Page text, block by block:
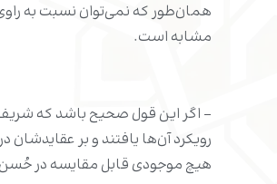
همان‌طور که نمی‌توان نسبت به
مشابه است.
- اگر این قول صحیح باشد که شریف
رویکرد آن‌ها یافتند و بر عقایدشان
هیچ موجودی قابل مقایسه در حُسن